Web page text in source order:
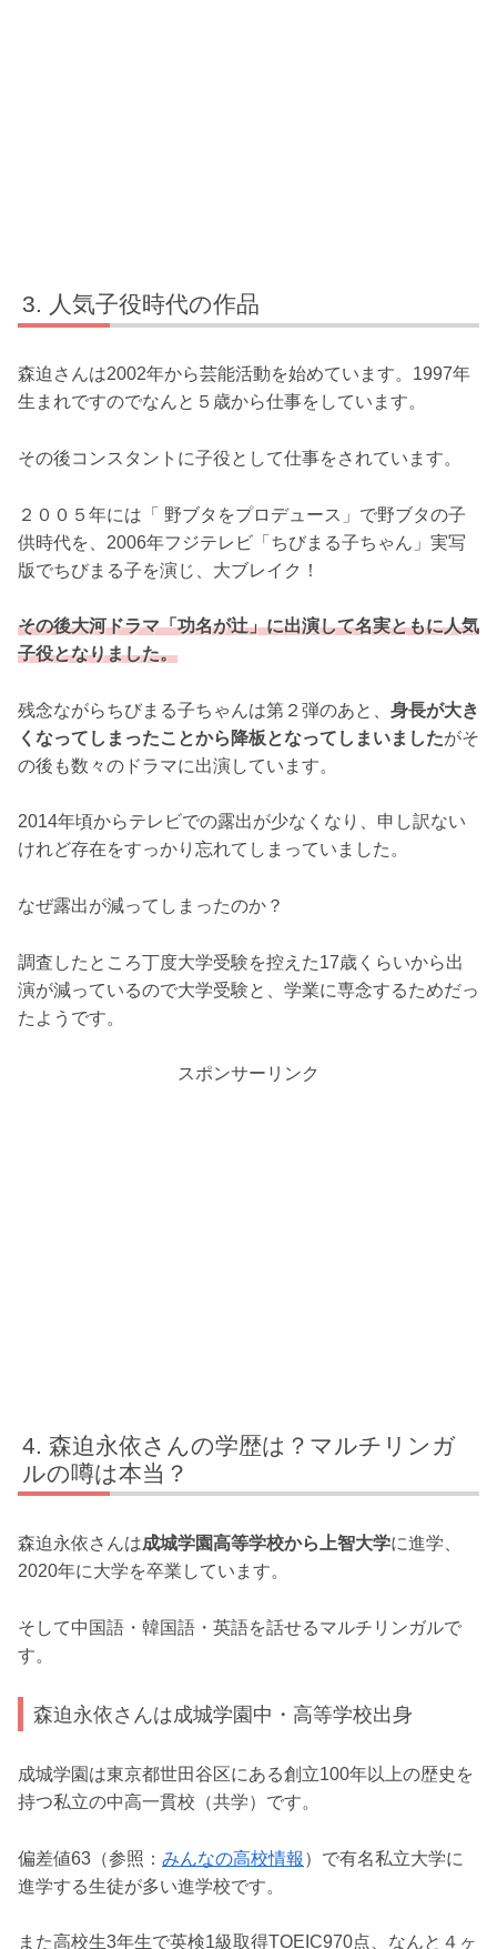
人気子役時代の作品
森迫さんは2002年から芸能活動を始めています。1997年
生まれですのでなんと５歳から仕事をしています。
その後コンスタントに子役として仕事をされています。
２００５年には「 野ブタをプロデュース」で野ブタの子
供時代を、2006年フジテレビ「ちびまる子ちゃん」実写
版でちびまる子を演じ、大ブレイク！
その後大河ドラマ「功名が辻」に出演して名実ともに人気
子役となりました。
残念ながらちびまる子ちゃんは第２弾のあと、 身長が大き
くなってしまったことから降板となってしまいましたがそ
の後も数々のドラマに出演しています。
2014年頃からテレビでの露出が少なくなり、申し訳ない
けれど存在をすっかり忘れてしまっていました。
なぜ露出が減ってしまったのか？
調査したところ丁度大学受験を控えた17歳くらいから出
演が減っているので大学受験と、学業に専念するためだっ
たようです。
スポンサーリンク
森迫永依さんの学歴は？マルチリンガ
ルの噂は本当？
森迫永依さんは成城学園高等学校から上智大学に進学、
2020年に大学を卒業しています。
そして中国語・韓国語・英語を話せるマルチリンガルで
す。
森迫永依さんは成城学園中・高等学校出身
成城学園は東京都世田谷区にある創立100年以上の歴史を
持つ私立の中高一貫校（共学）です。
偏差値63（参照： みんなの高校情報 ）で有名私立大学に
進学する生徒が多い進学校です。
また高校生3年生で英検1級取得TOEIC970点、なんと４ヶ